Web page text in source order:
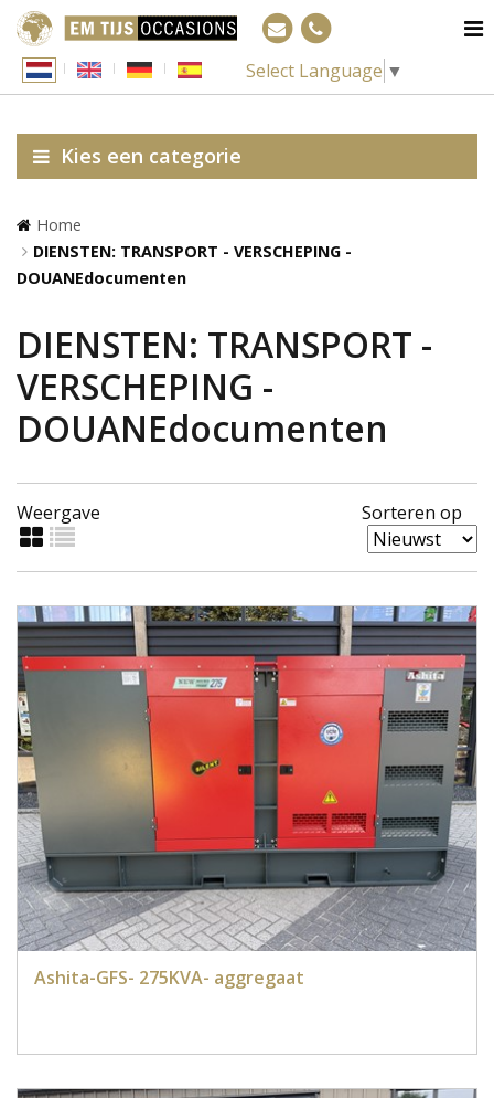
Select Language ▼
Kies een categorie
Home
DIENSTEN: TRANSPORT - VERSCHEPING -
DOUANEdocumenten
DIENSTEN: TRANSPORT -
VERSCHEPING -
DOUANEdocumenten
Weergave Sorteren op
Ashita-GFS- 275KVA- aggregaat